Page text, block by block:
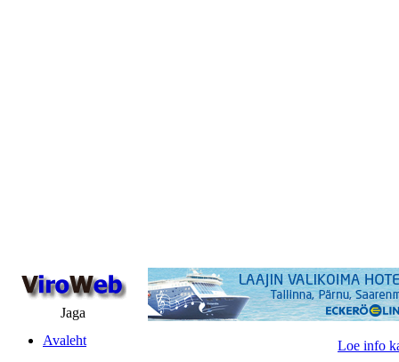
Jaga
Avaleht
Loe info